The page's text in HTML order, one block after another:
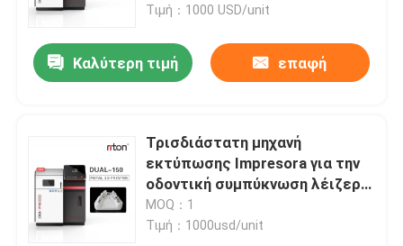
Τιμή：1000 USD/unit
Καλύτερη τιμή επαφή
Τρισδιάστατη μηχανή
εκτύπωσης Impresora για την
οδοντική συμπύκνωση λέιζερ
Sls
MOQ：1
Τιμή：1000usd/unit